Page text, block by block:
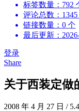
标签数量：792
评论总数：1345
链接数量：0 个
最后更新：
登录
Share
关于西装定做
2008 年 4 月 27 日 /